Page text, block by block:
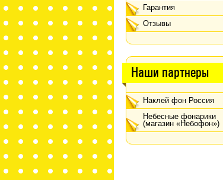
Гарантия
Отзывы
Наши партнеры
Наклей фон Россия
Небесные фонарики
(магазин «Небофон»)